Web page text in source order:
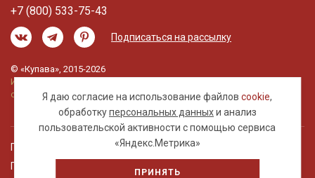
Я даю согласие на использование файловcookie,
обработкуперсональных данныхи анализ
пользовательской активности с помощью сервиса
«Яндекс.Метрика»
ПРИНЯТЬ
+7 (800) 533-75-43
Подписаться на рассылку
© «Купава», 2015-2026
Информация на сайте не является публичной
офертой.
Правовая информация
Политика обработки персональных данных